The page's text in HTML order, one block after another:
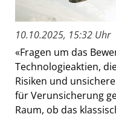
10.10.2025, 15:32 Uhr
«Fragen um das
Technologieaktien,
Risiken und
für Verunsicherung
Raum, ob das